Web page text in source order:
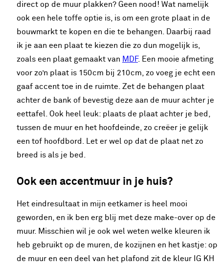
direct op de muur plakken? Geen nood! Wat namelijk
ook een hele toffe optie is, is om een grote plaat in de
bouwmarkt te kopen en die te behangen. Daarbij raad
ik je aan een plaat te kiezen die zo dun mogelijk is,
zoals een plaat gemaakt van MDF. Een mooie afmeting
voor zo’n plaat is 150cm bij 210cm, zo voeg je echt een
gaaf accent toe in de ruimte. Zet de behangen plaat
achter de bank of bevestig deze aan de muur achter je
eettafel. Ook heel leuk: plaats de plaat achter je bed,
tussen de muur en het hoofdeinde, zo creëer je gelijk
een tof hoofdbord. Let er wel op dat de plaat net zo
breed is als je bed.
Ook een accentmuur in je huis?
Het eindresultaat in mijn eetkamer is heel mooi
geworden, en ik ben erg blij met deze make-over op de
muur. Misschien wil je ook wel weten welke kleuren ik
heb gebruikt op de muren, de kozijnen en het kastje: op
de muur en een deel van het plafond zit de kleur IG KH